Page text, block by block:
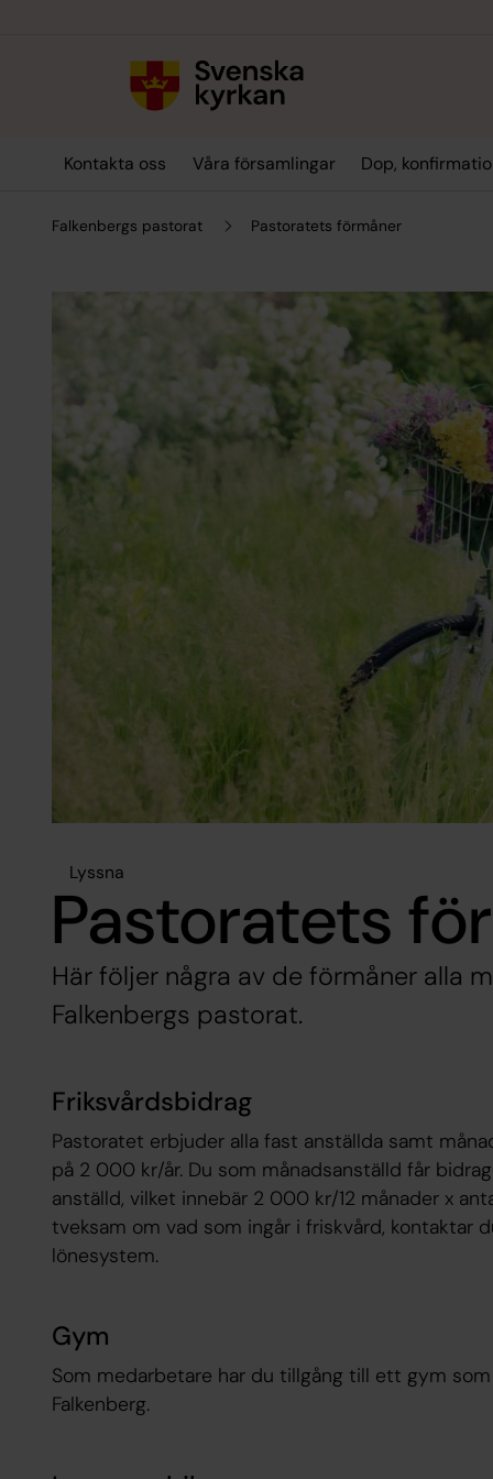
Kontakta oss Våra församlingar Dop,
Falkenbergs pastorat Pastoratets förmåner
Lyssna
Pastoratets
Här följer några av de förmåner alla
Falkenbergs pastorat.
Friksvårdsbidrag
Pastoratet erbjuder alla fast anställda samt
på 2 000 kr/år. Du som månadsanställd får
anställd, vilket innebär 2 000 kr/12 månader x
tveksam om vad som ingår i friskvård, kontaktar
lönesystem.
Gym
Som medarbetare har du tillgång till ett gym
Falkenberg.